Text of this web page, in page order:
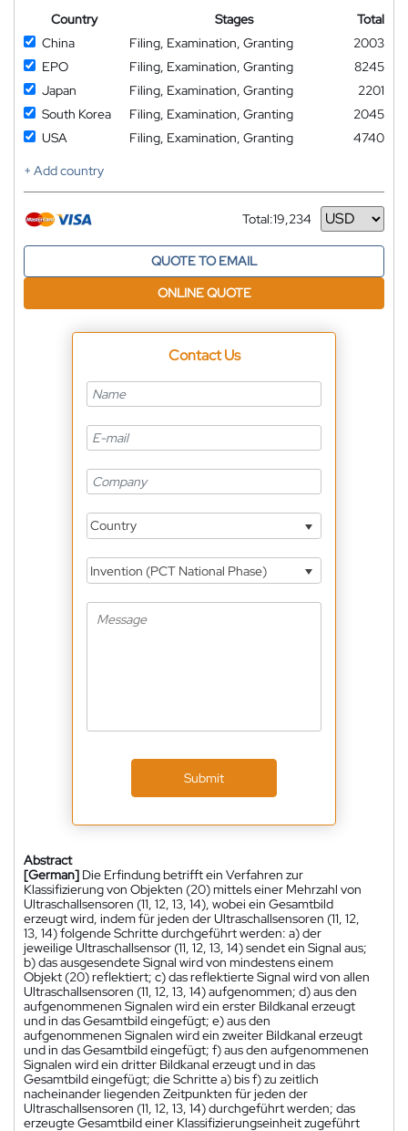
Country Stages
Total
China
Filing, Examination, Granting
2003
EPO
Filing, Examination, Granting
8245
Japan
Filing, Examination, Granting
2201
South Korea
Filing, Examination, Granting
2045
USA
Filing, Examination, Granting
4740
+ Add country
Total:19,234
Currency
QUOTE TO EMAIL
ONLINE QUOTE
Contact Us
Country
Invention (PCT National Phase)
Submit
Abstract
[German] Die Erfindung betrifft ein Verfahren zur
Klassifizierung von Objekten (20) mittels einer Mehrzahl von
Ultraschallsensoren (11, 12, 13, 14), wobei ein Gesamtbild
erzeugt wird, indem für jeden der Ultraschallsensoren (11, 12,
13, 14) folgende Schritte durchgeführt werden: a) der
jeweilige Ultraschallsensor (11, 12, 13, 14) sendet ein Signal aus;
b) das ausgesendete Signal wird von mindestens einem
Objekt (20) reflektiert; c) das reflektierte Signal wird von allen
Ultraschallsensoren (11, 12, 13, 14) aufgenommen; d) aus den
aufgenommenen Signalen wird ein erster Bildkanal erzeugt
und in das Gesamtbild eingefügt; e) aus den
aufgenommenen Signalen wird ein zweiter Bildkanal erzeugt
und in das Gesamtbild eingefügt; f) aus den aufgenommenen
Signalen wird ein dritter Bildkanal erzeugt und in das
Gesamtbild eingefügt; die Schritte a) bis f) zu zeitlich
nacheinander liegenden Zeitpunkten für jeden der
Ultraschallsensoren (11, 12, 13, 14) durchgeführt werden; das
erzeugte Gesamtbild einer Klassifizierungseinheit zugeführt